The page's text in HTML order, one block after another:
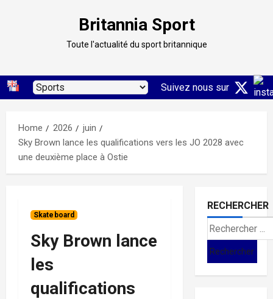
Britannia Sport
Toute l'actualité du sport britannique
Suivez nous sur
Home 2026
juin
Sky Brown lance les qualifications vers les JO 2028 avec
une deuxième place à Ostie
Skateboard
Sky Brown lance
les
qualifications
RECHERCHER
Search
for: